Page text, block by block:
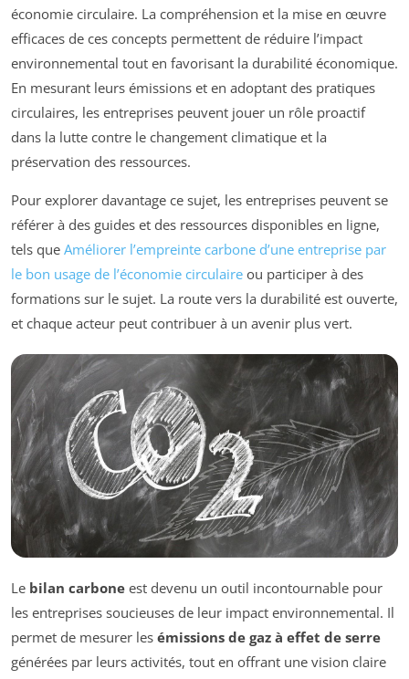
économie circulaire. La compréhension et la mise en œuvre
efficaces de ces concepts permettent de réduire l’impact
environnemental tout en favorisant la durabilité économique.
En mesurant leurs émissions et en adoptant des pratiques
circulaires, les entreprises peuvent jouer un rôle proactif
dans la lutte contre le changement climatique et la
préservation des ressources.
Pour explorer davantage ce sujet, les entreprises peuvent se
référer à des guides et des ressources disponibles en ligne,
tels que Améliorer l’empreinte carbone d’une entreprise par
le bon usage de l’économie circulaire ou participer à des
formations sur le sujet. La route vers la durabilité est ouverte,
et chaque acteur peut contribuer à un avenir plus vert.
Le bilan carbone est devenu un outil incontournable pour
les entreprises soucieuses de leur impact environnemental. Il
permet de mesurer les émissions de gaz à effet de serre
générées par leurs activités, tout en offrant une vision claire